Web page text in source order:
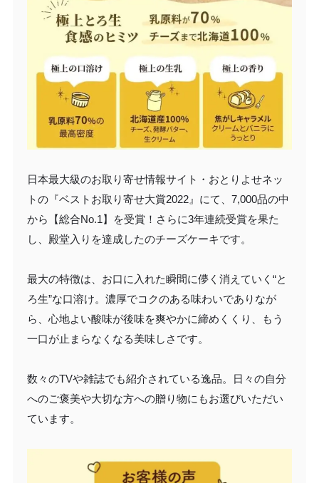
日本最大級のお取り寄せ情報サイト・おとりよせネッ
トの『ベストお取り寄せ大賞2022』にて、7,000品の中
から【総合No.1】を受賞！さらに3年連続受賞を果た
し、殿堂入りを達成したのチーズケーキです。
最大の特徴は、お口に入れた瞬間に儚く消えていく“と
ろ生”な口溶け。濃厚でコクのある味わいでありなが
ら、心地よい酸味が後味を爽やかに締めくくり、もう
一口が止まらなくなる美味しさです。
数々のTVや雑誌でも紹介されている逸品。日々の自分
へのご褒美や大切な方への贈り物にもお選びいただい
ています。